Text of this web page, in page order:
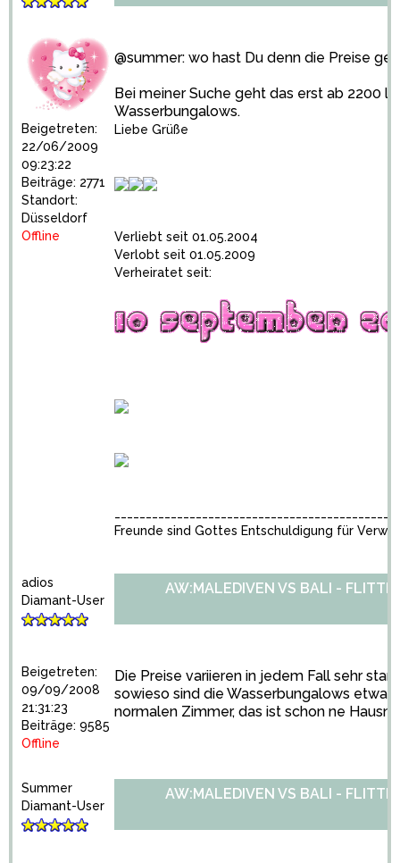
Beigetreten:
22/06/2009
09:23:22
Beiträge: 2771
Standort:
Düsseldorf
Offline
@summer: wo hast Du denn die Preise
Bei meiner Suche geht das erst ab 2200
Wasserbungalows.
Liebe Grüße
Verliebt seit 01.05.2004
Verlobt seit 01.05.2009
Verheiratet seit:
Freunde sind Gottes Entschuldigung für
adios
Diamant-User
Beigetreten:
09/09/2008
21:31:23
Beiträge: 9585
Offline
AW:MALEDIVEN VS BALI -
Die Preise variieren in jedem Fall sehr
sowieso sind die Wasserbungalows etwa
normalen Zimmer, das ist schon ne
Summer
Diamant-User
AW:MALEDIVEN VS BALI -